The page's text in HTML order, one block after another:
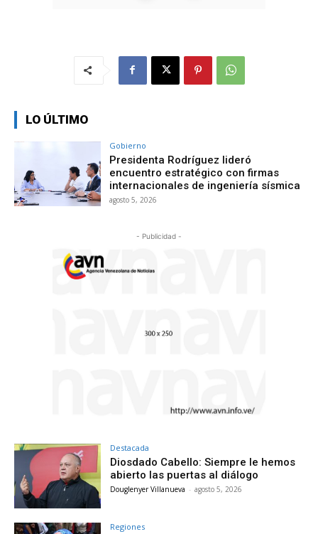
LO ÚLTIMO
Gobierno
Presidenta Rodríguez lideró
encuentro estratégico con firmas
internacionales de ingeniería sísmica
agosto 5, 2026
- Publicidad -
Destacada
Diosdado Cabello: Siempre le hemos
abierto las puertas al diálogo
Douglenyer Villanueva - agosto 5, 2026
Regiones